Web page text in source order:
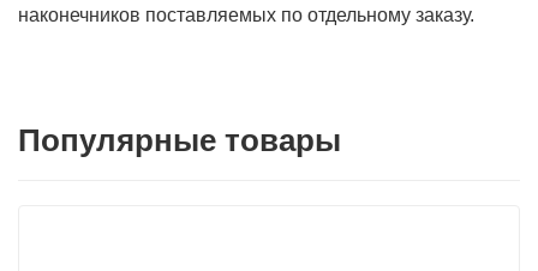
наконечников поставляемых по отдельному заказу.
Популярные товары